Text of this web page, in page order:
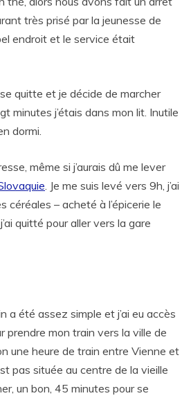
très prisé par la jeunesse de
endroit et le service était
quitte et je décide de marcher
minutes j’étais dans mon lit. Inutile
dormi.
même si j’aurais dû me lever
. Je me suis levé vers 9h, j’ai
céréales – acheté à l’épicerie le
quitté pour aller vers la gare
a été assez simple et j’ai eu accès
prendre mon train vers la ville de
une heure de train entre Vienne et
pas située au centre de la vieille
un bon, 45 minutes pour se